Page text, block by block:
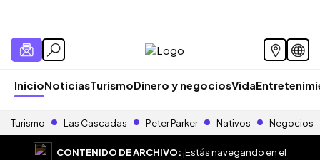
InicioNoticiasTurismoDinero y negociosVida
Turismo Las Cascadas Peter Parker Nativos Negocios
CONTENIDO DE ARCHIVO:¡Estás navegando en el